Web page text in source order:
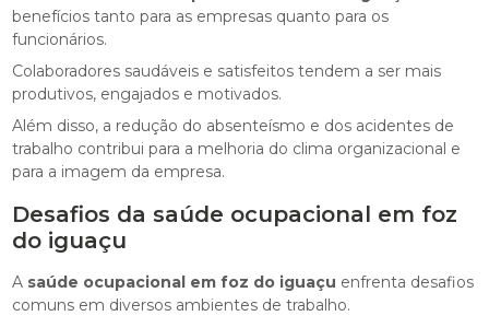
benefícios tanto para as empresas quanto para os
funcionários.
Colaboradores saudáveis e satisfeitos tendem a ser mais
produtivos, engajados e motivados.
Além disso, a redução do absenteísmo e dos acidentes de
trabalho contribui para a melhoria do clima organizacional e
para a imagem da empresa.
Desafios da saúde ocupacional em foz
do iguaçu
A saúde ocupacional em foz do iguaçu enfrenta desafios
comuns em diversos ambientes de trabalho.